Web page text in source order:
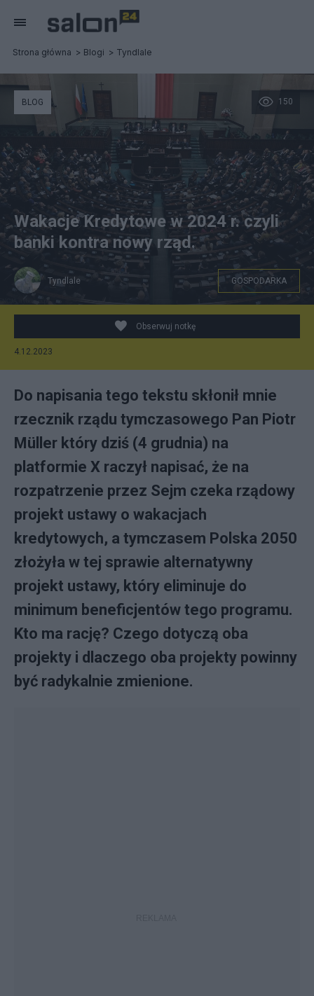
Strona główna Blogi Tyndlale
150
BLOG
Wakacje Kredytowe w 2024 r. czyli
banki kontra nowy rząd.
Tyndlale GOSPODARKA
Obserwuj notkę
4.12.2023
Do napisania tego tekstu skłonił mnie
rzecznik rządu tymczasowego Pan Piotr
Müller który dziś (4 grudnia) na
platformie X raczył napisać, że na
rozpatrzenie przez Sejm czeka rządowy
projekt ustawy o wakacjach
kredytowych, a tymczasem Polska 2050
złożyła w tej sprawie alternatywny
projekt ustawy, który eliminuje do
minimum beneficjentów tego programu.
Kto ma rację? Czego dotyczą oba
projekty i dlaczego oba projekty powinny
być radykalnie zmienione.